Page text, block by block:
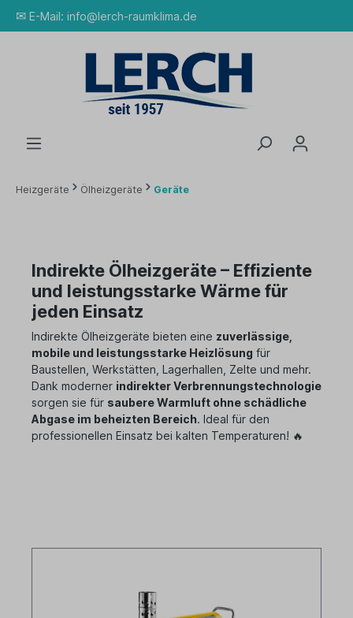
✉ E-Mail: info@lerch-raumklima.de
Heizgeräte Ölheizgeräte Geräte
Indirekte Ölheizgeräte – Effiziente
und leistungsstarke Wärme für
jeden Einsatz
Indirekte Ölheizgeräte bieten eine zuverlässige,
mobile und leistungsstarke Heizlösung für
Baustellen, Werkstätten, Lagerhallen, Zelte und mehr.
Dank moderner indirekter Verbrennungstechnologie
sorgen sie für saubere Warmluft ohne schädliche
Abgase im beheizten Bereich. Ideal für den
professionellen Einsatz bei kalten Temperaturen! 🔥